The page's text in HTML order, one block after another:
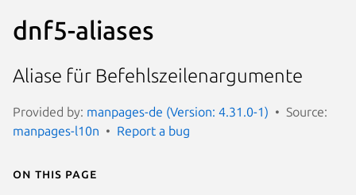
dnf5-aliases
Aliase für Befehlszeilenargumente
Provided by: manpages-de (Version: 4.31.0-1)
Source:
manpages-l10n
Report a bug
On this page